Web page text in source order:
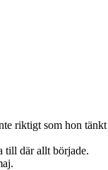
riktigt som hon
till där allt började.